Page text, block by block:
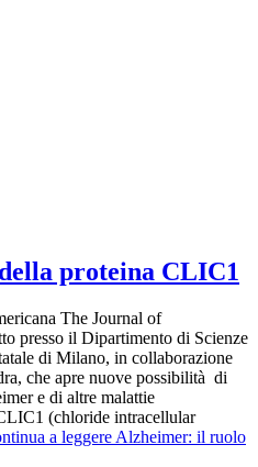
proteina CLIC1
The Journal of
presso il Dipartimento di Scienze
di Milano, in collaborazione
che apre nuove possibilità di
e di altre malattie
(chloride intracellular
a leggere Alzheimer: il ruolo